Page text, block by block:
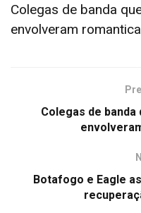
Colegas de banda
envolveram
Colegas de
Botafogo e Eagle